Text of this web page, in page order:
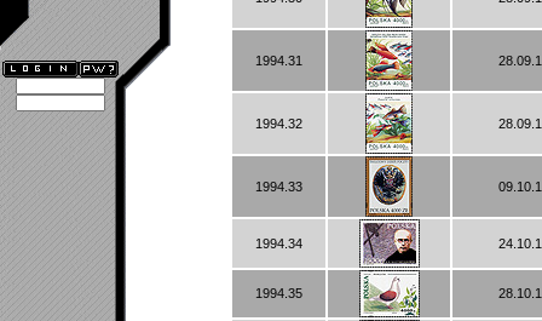
1994.31
1994.32
1994.33
1994.34
1994.35